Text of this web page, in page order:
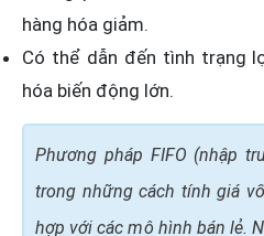
hàng hóa giảm.
Có thể dẫn đến tình trạng
hóa biến động lớn.
Phương pháp FIFO (nhập
trong những cách tính giá
hợp với các mô hình bán lẻ.